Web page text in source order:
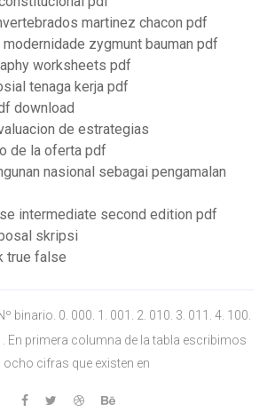
martinez chacon pdf
zygmunt bauman pdf
worksheets pdf
tenaga kerja pdf
download
de estrategias
de la oferta pdf
nasional sebagai pengamalan
intermediate second edition pdf
skripsi
true false
binario. 0. 000. 1. 001. 2. 010. 3. 011. 4. 100.
En primera columna de la tabla escribimos
ocho cifras que existen en